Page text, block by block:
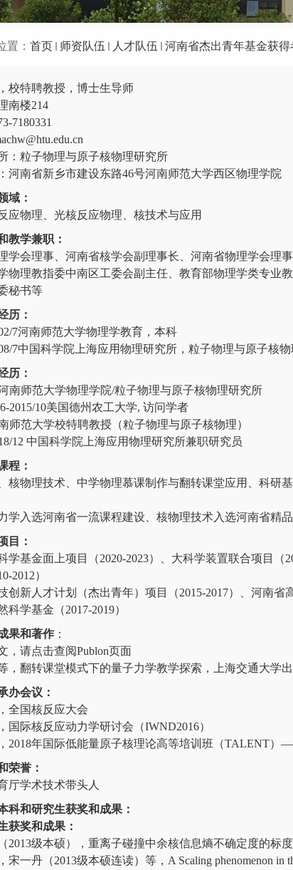
置： 首页 师资队伍 人才队伍 河南省杰出青年基金获得
校特聘教授，博士生导师
南楼214
7180331
：粒子物理与原子核物理研究所
河南省新乡市建设东路46号河南师范大学西区物理学院
域：
应物理、光核反应物理、核技术与应用
教学兼职：
学会理事、河南省核学会副理事长、河南省物理学会理
物理教指委中南区工委会副主任、教育部物理学类专业
秘书等
历：
7河南师范大学物理学教育，本科
7中国科学院上海应用物理研究所，粒子物理与原子核
历：
南师范大学物理学院/粒子物理与原子核物理研究所
2015/10美国德州农工大学, 访问学者
师范大学校特聘教授（粒子物理与原子核物理）
12 中国科学院上海应用物理研究所兼职研究员
程：
核物理技术、中学物理慕课制作与翻转课堂应用、科研
学入选河南省一流课程建设、核物理技术入选河南省精
目：
学基金面上项目（2020-2023）、大科学装置联合项目（
2012）
创新人才计划（杰出青年）项目（2015-2017）、河南省
科学基金（2017-2019）
果和著作 ：
，请点击查阅Publon页面
，翻转课堂模式下的量子力学教学探索，上海交通大学
办会议：
全国核反应大会
国际核反应动力学研讨会（IWND2016）
2018年国际低能量原子核理论高等培训班（TALENT
荣誉：
厅学术技术带头人
科和研究生获奖和成果：
获奖和成果：
2013级本硕），重离子碰撞中余核信息熵不确定度的标
宋一丹（2013级本硕连读）等，A Scaling phenomenon in